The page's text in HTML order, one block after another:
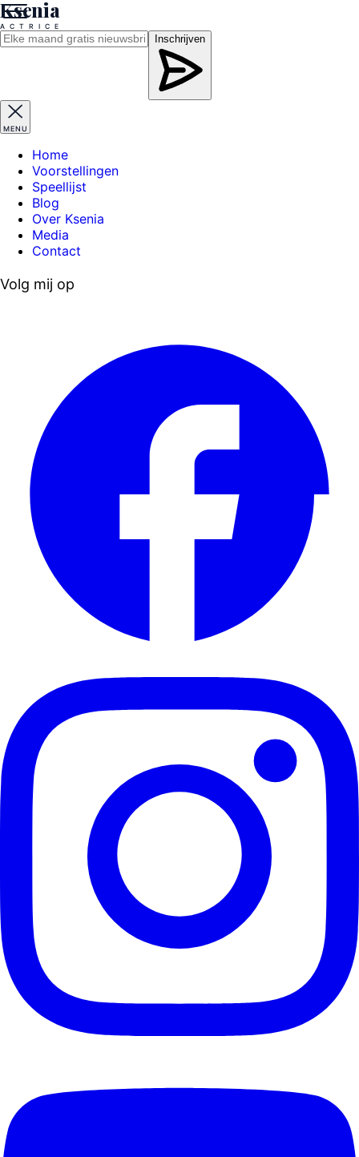
Ksenia
A C T R I C E
Inschrijven
MENU
Home
Voorstellingen
Speellijst
Blog
Over Ksenia
Media
Contact
Volg mij op